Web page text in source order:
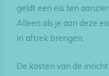
geldt een eis ten
Alleen als je aan deze
in aftrek brengen.
De kosten van de